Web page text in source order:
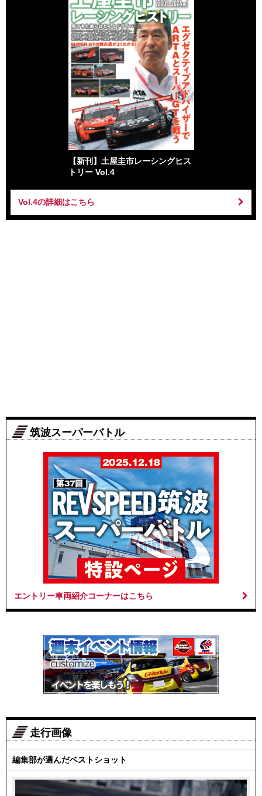
【新刊】土屋圭市レーシングヒス
トリー Vol.4
Vol.4の詳細はこちら
筑波スーパーバトル
エントリー車両紹介コーナーはこちら
走行画像
編集部が選んだベストショット